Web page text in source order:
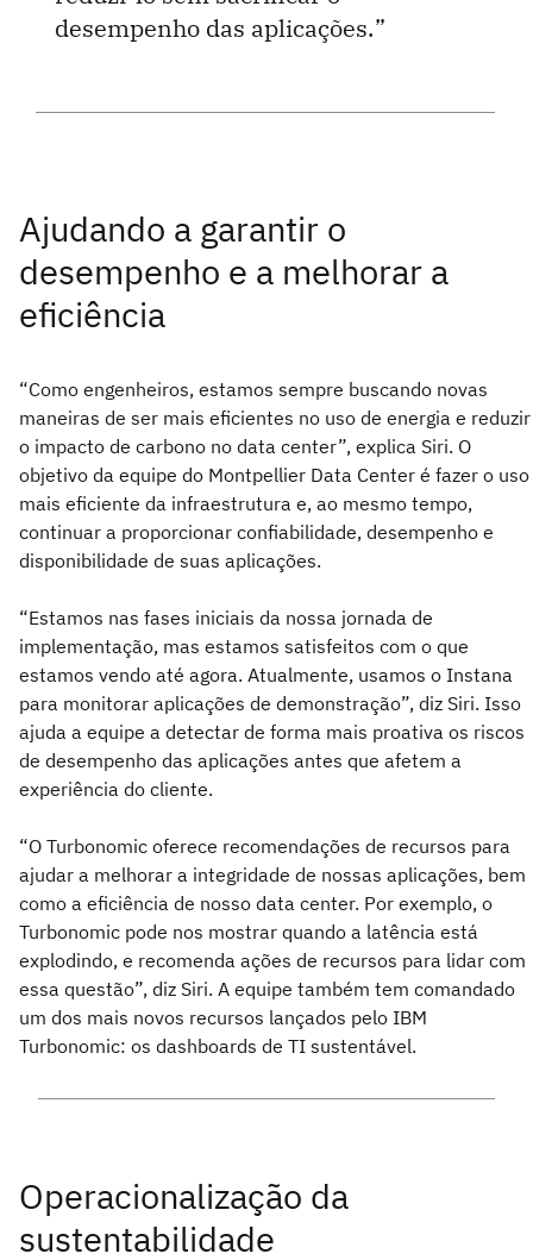
desempenho das aplicações.
Ajudando a garantir o
desempenho e a melhorar a
eficiência
“Como engenheiros, estamos sempre buscando novas
maneiras de ser mais eficientes no uso de energia e reduzir
o impacto de carbono no data center”, explica Siri. O
objetivo da equipe do Montpellier Data Center é fazer o uso
mais eficiente da infraestrutura e, ao mesmo tempo,
continuar a proporcionar confiabilidade, desempenho e
disponibilidade de suas aplicações.
“Estamos nas fases iniciais da nossa jornada de
implementação, mas estamos satisfeitos com o que
estamos vendo até agora. Atualmente, usamos o Instana
para monitorar aplicações de demonstração”, diz Siri. Isso
ajuda a equipe a detectar de forma mais proativa os riscos
de desempenho das aplicações antes que afetem a
experiência do cliente.
“O Turbonomic oferece recomendações de recursos para
ajudar a melhorar a integridade de nossas aplicações, bem
como a eficiência de nosso data center. Por exemplo, o
Turbonomic pode nos mostrar quando a latência está
explodindo, e recomenda ações de recursos para lidar com
essa questão”, diz Siri. A equipe também tem comandado
um dos mais novos recursos lançados pelo IBM
Turbonomic: os dashboards de TI sustentável.
Operacionalização da
sustentabilidade